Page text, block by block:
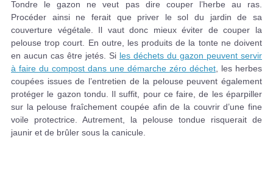
Tondre le gazon ne veut pas dire couper l’herbe au ras.
Procéder ainsi ne ferait que priver le sol du jardin de sa
couverture végétale. Il vaut donc mieux éviter de couper la
pelouse trop court. En outre, les produits de la tonte ne doivent
en aucun cas être jetés. Si les déchets du gazon peuvent servir
à faire du compost dans une démarche zéro déchet , les herbes
coupées issues de l’entretien de la pelouse peuvent également
protéger le gazon tondu. Il suffit, pour ce faire, de les éparpiller
sur la pelouse fraîchement coupée afin de la couvrir d’une fine
voile protectrice. Autrement, la pelouse tondue risquerait de
jaunir et de brûler sous la canicule.